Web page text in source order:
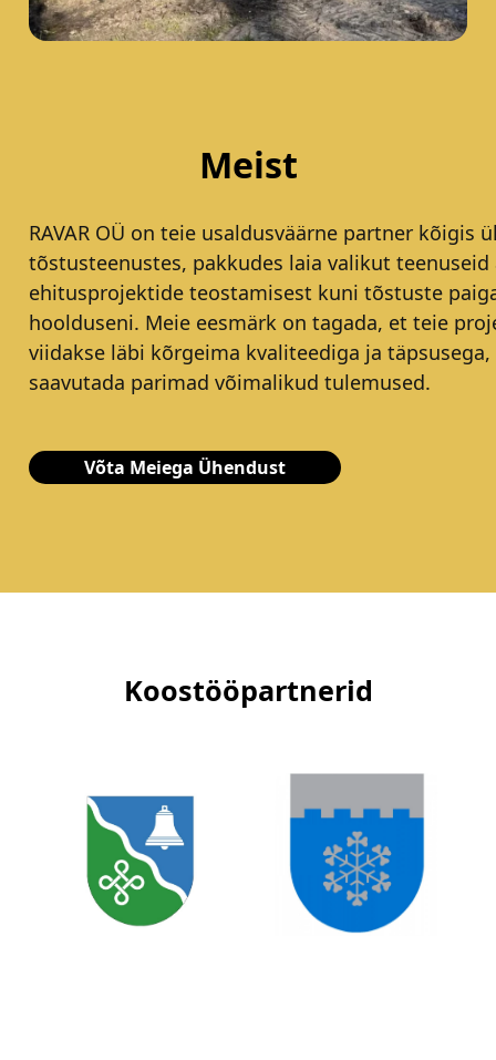
Meist
RAVAR OÜ on teie usaldusväärne partner kõigis
tõstusteenustes, pakkudes laia valikut teenuseid
ehitusprojektide teostamisest kuni tõstuste
hoolduseni. Meie eesmärk on tagada, et teie
viidakse läbi kõrgeima kvaliteediga ja täpsusega,
saavutada parimad võimalikud tulemused.
Võta Meiega Ühendust
Koostööpartnerid